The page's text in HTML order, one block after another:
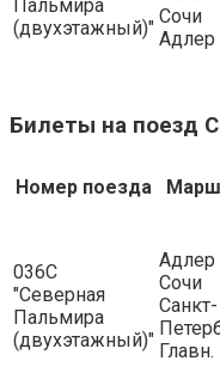
Пальмира
(двухэтажный)"
Сочи
Адлер
Билеты на поезд
Номер поезда
036С
"Северная
Пальмира
(двухэтажный)"
Адлер
Сочи
Санкт-
Главн.